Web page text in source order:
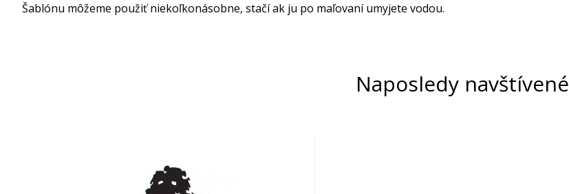
Šablónu môžeme použiť niekoľkonásobne, stačí ak ju po maľovaní umyjete vodou.
Naposledy navštívené